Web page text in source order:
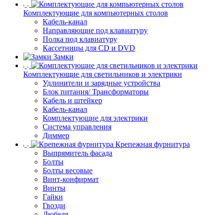
Комплектующие для компьютерных столов
Кабель-канал
Направляющие под клавиатуру
Полка под клавиатуру
Кассетницы для CD и DVD
Замки
Комплектующие для светильников и электрики
Удлинители и зарядные устройства
Блок питания/ Трансформаторы
Кабель и штейкер
Кабель-канал
Комплектующие для электрики
Система управления
Диммер
Крепежная фурнитура
Выпрямитель фасада
Болты
Болты весовые
Винт-конфирмат
Винты
Гайки
Гвозди